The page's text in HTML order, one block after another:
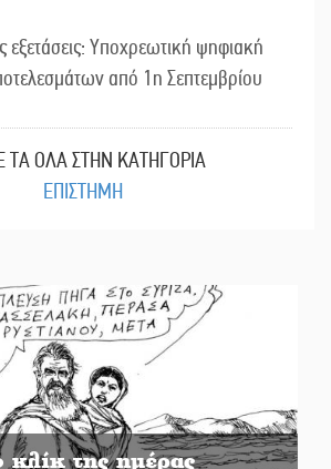
εξετάσεις: Υποχρεωτική ψηφιακή
από 1η Σεπτεμβρίου
ΤΑ ΟΛΑ ΣΤΗΝ ΚΑΤΗΓΟΡΙΑ
ΕΠΙΣΤΗΜΗ
κλίκ της ημέρας